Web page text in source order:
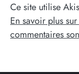
Ce site utilise
En savoir plus
commentaires